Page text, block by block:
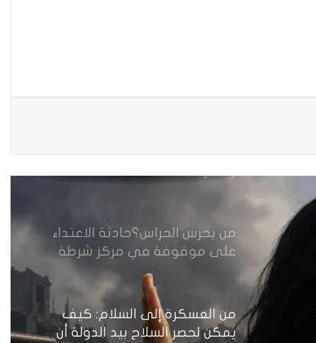
مقاهي النساء في العراق استراحة
من يحرس الحراس؟حادثة الاعتداء
على موقوفة في مركز شرطة
النهضة تضع وزارة الداخلية العراقية
أمام اختبار حماية النساء واستعادة
الثقة
من العسكرة إلى السلام: كيف
يمكن لحصر السلاح بيد الدولة أن